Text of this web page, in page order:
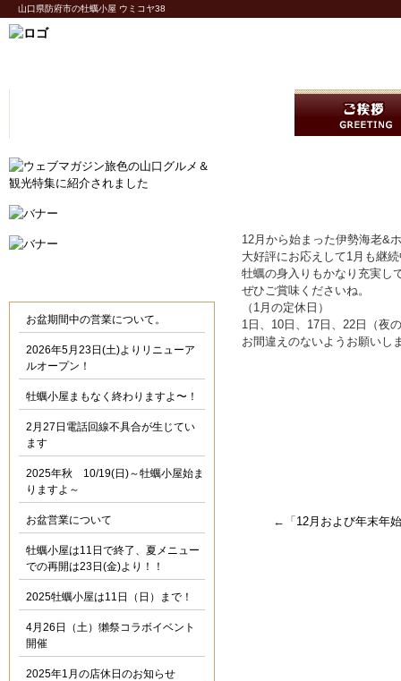
山口県防府市の牡蠣小屋 ウミコヤ38
12月から始まった伊勢海老&
大好評にお応えして1月も継
牡蠣の身入りもかなり充実し
ぜひご賞味くださいね。
（1月の定休日）
1日、10日、17日、22日（夜
お間違えのないようお願いし
←「 12月および年末年
お盆期間中の営業について。
2026年5月23日(土)よりリニューア
ルオープン！
牡蠣小屋まもなく終わりますよ〜！
2月27日電話回線不具合が生じてい
ます
2025年秋 10/19(日)～牡蠣小屋始ま
りますよ～
お盆営業について
牡蠣小屋は11日で終了、夏メニュー
での再開は23日(金)より！！
2025牡蠣小屋は11日（日）まで！
4月26日（土）獺祭コラボイベント
開催
2025年1月の店休日のお知らせ